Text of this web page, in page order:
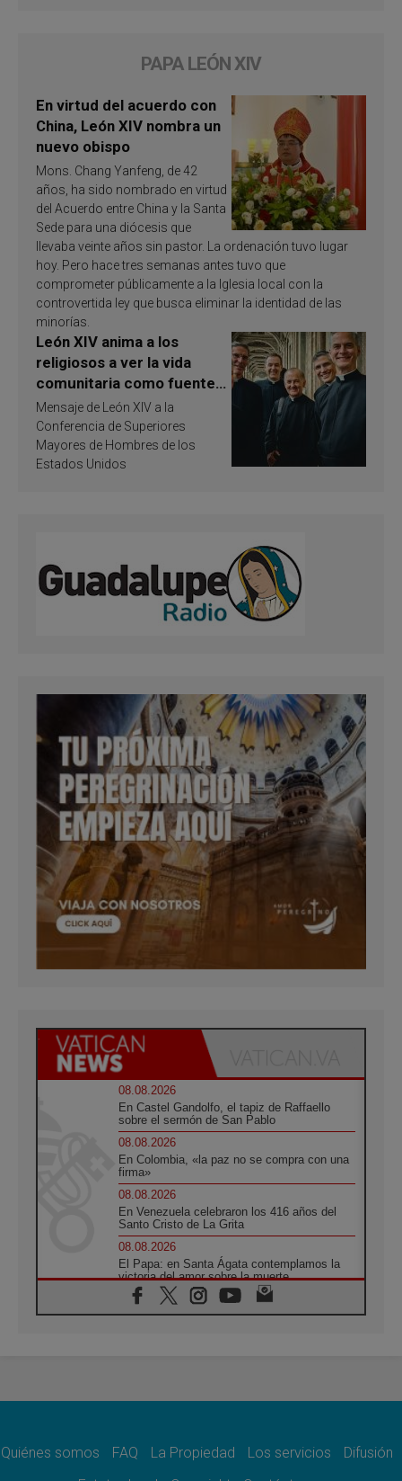
PAPA LEÓN XIV
En virtud del acuerdo con
China, León XIV nombra un
nuevo obispo
Mons. Chang Yanfeng, de 42
años, ha sido nombrado en virtud
del Acuerdo entre China y la Santa
Sede para una diócesis que
llevaba veinte años sin pastor. La ordenación tuvo lugar
hoy. Pero hace tres semanas antes tuvo que
comprometer públicamente a la Iglesia local con la
controvertida ley que busca eliminar la identidad de las
minorías.
León XIV anima a los
religiosos a ver la vida
comunitaria como fuente
de inspiración y
santificación
Mensaje de León XIV a la
Conferencia de Superiores
Mayores de Hombres de los
Estados Unidos
08.08.2026
En Castel Gandolfo, el tapiz de Raffaello
sobre el sermón de San Pablo
08.08.2026
En Colombia, «la paz no se compra con una
firma»
08.08.2026
En Venezuela celebraron los 416 años del
Santo Cristo de La Grita
08.08.2026
El Papa: en Santa Ágata contemplamos la
victoria del amor sobre la muerte
08.08.2026
León XIV visitará el Santuario de la Madre
07.08.2026
07.08.2026
Quiénes somos FAQ La Propiedad Los servicios
Difusión